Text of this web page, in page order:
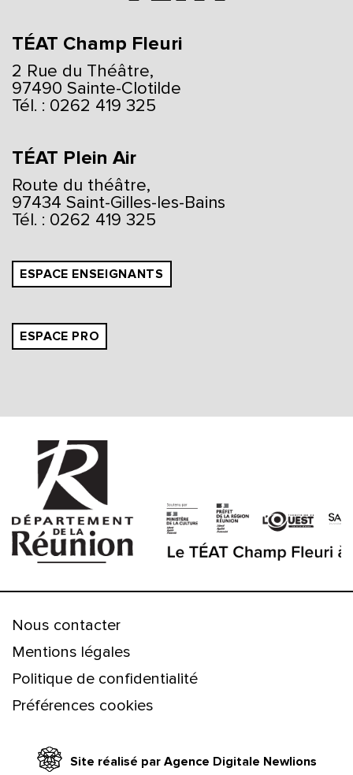
TÉAT Champ Fleuri
2 Rue du Théâtre,
97490 Sainte-Clotilde
Tél. : 0262 419 325
TÉAT Plein Air
Route du théâtre,
97434 Saint-Gilles-les-Bains
Tél. : 0262 419 325
ESPACE ENSEIGNANTS
ESPACE PRO
Nous contacter
Mentions légales
Politique de confidentialité
Préférences cookies
Site réalisé par Agence Digitale Newlions